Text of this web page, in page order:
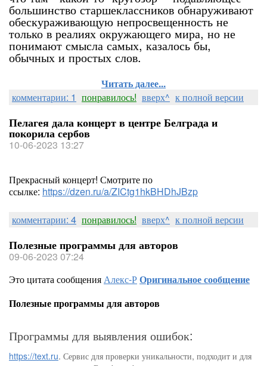
большинство старшеклассников обнаруживают
обескураживающую непросвещенность не
только в реалиях окружающего мира, но не
понимают смысла самых, казалось бы,
обычных и простых слов.
Читать далее...
комментарии: 1 понравилось! вверх^ к полной версии
Пелагея дала концерт в центре Белграда и
покорила сербов
10-06-2023 13:27
Прекрасный концерт! Смотрите по
ссылке: https://dzen.ru/a/ZICtg1hkBHDhJBzp
комментарии: 4 понравилось! вверх^ к полной версии
Полезные программы для авторов
09-06-2023 07:24
Это цитата сообщенияАлекс-РОригинальное сообщение
Полезные программы для авторов
Программы для выявления ошибок:
https://text.ru. Сервис для проверки уникальности, подходит и для